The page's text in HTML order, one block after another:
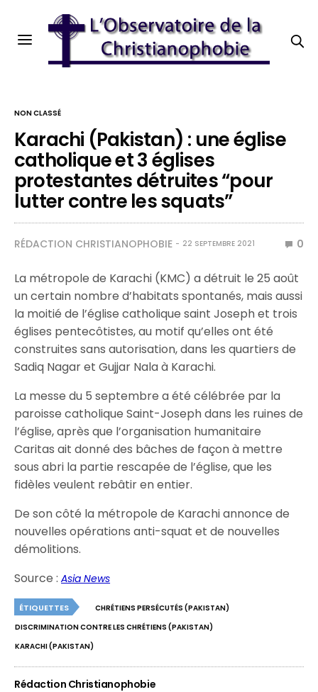
NON CLASSÉ
Karachi (Pakistan) : une église
catholique et 3 églises
protestantes détruites “pour
lutter contre les squats”
RÉDACTION CHRISTIANOPHOBIE 22 SEPTEMBRE 2021 0
La métropole de Karachi (KMC) a détruit le 25 août
un certain nombre d’habitats spontanés, mais aussi
la moitié de l’église catholique saint Joseph et trois
églises pentecôtistes, au motif qu’elles ont été
construites sans autorisation, dans les quartiers de
Sadiq Nagar et Gujjar Nala à Karachi.
La messe du 5 septembre a été célébrée par la
paroisse catholique Saint-Joseph dans les ruines de
l’église, après que l’organisation humanitaire
Caritas ait donné des bâches de façon à mettre
sous abri la partie rescapée de l’église, que les
fidèles veulent rebâtir en entier.
De son côté la métropole de Karachi annonce de
nouvelles opérations anti-squat et de nouvelles
démolitions.
Source :Asia News
ÉTIQUETTES
CHRÉTIENS PERSÉCUTÉS (PAKISTAN)
DISCRIMINATION CONTRE LES CHRÉTIENS (PAKISTAN)
KARACHI (PAKISTAN)
Rédaction Christianophobie